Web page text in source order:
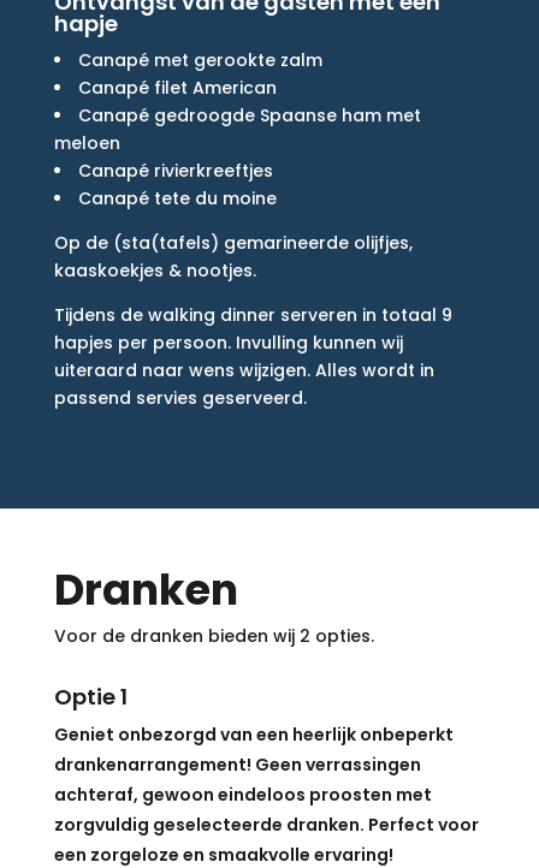
hapje
Canapé met gerookte zalm
Canapé filet American
Canapé gedroogde Spaanse ham met
meloen
Canapé rivierkreeftjes
Canapé tete du moine
Op de (sta(tafels) gemarineerde olijfjes,
kaaskoekjes & nootjes.
Tijdens de walking dinner serveren in totaal 9
hapjes per persoon. Invulling kunnen wij
uiteraard naar wens wijzigen. Alles wordt in
passend servies geserveerd.
Dranken
Voor de dranken bieden wij 2 opties.
Optie 1
Geniet onbezorgd van een heerlijk onbeperkt
drankenarrangement! Geen verrassingen
achteraf, gewoon eindeloos proosten met
zorgvuldig geselecteerde dranken. Perfect voor
een zorgeloze en smaakvolle ervaring!